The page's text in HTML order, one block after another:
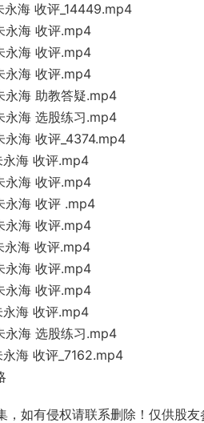
海 收评_14449.mp4
永海 收评.mp4
永海 收评.mp4
永海 收评.mp4
永海 助教答疑.mp4
永海 选股练习.mp4
永海 收评_4374.mp4
海 收评.mp4
永海 收评.mp4
永海 收评 .mp4
永海 收评.mp4
永海 收评.mp4
永海 收评.mp4
永海 收评.mp4
海 收评.mp4
永海 选股练习.mp4
海 收评_7162.mp4
，如有侵权请联系删除！仅供股友